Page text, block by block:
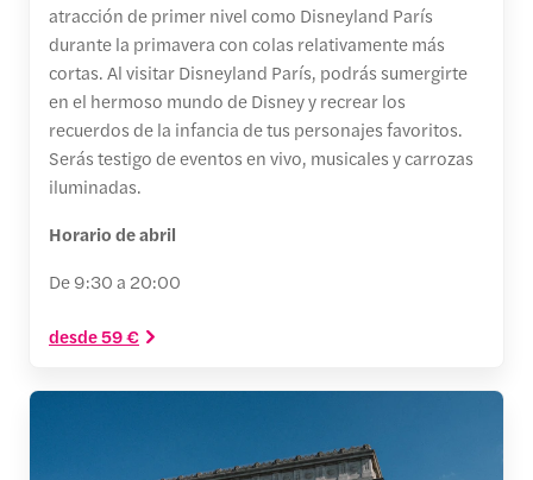
atracción de primer nivel como Disneyland París
durante la primavera con colas relativamente más
cortas. Al visitar Disneyland París, podrás sumergirte
en el hermoso mundo de Disney y recrear los
recuerdos de la infancia de tus personajes favoritos.
Serás testigo de eventos en vivo, musicales y carrozas
iluminadas.
Horario de abril
De 9:30 a 20:00
desde 59 €